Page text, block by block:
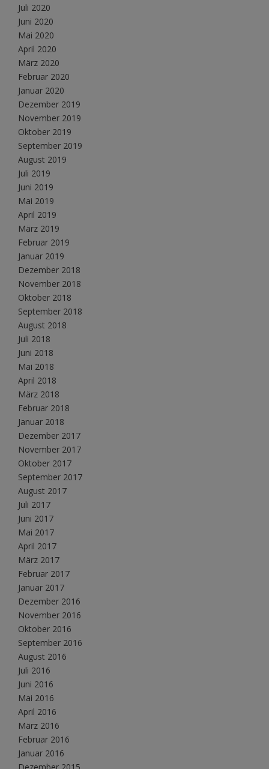
Juli 2020
Juni 2020
Mai 2020
April 2020
März 2020
Februar 2020
Januar 2020
Dezember 2019
November 2019
Oktober 2019
September 2019
August 2019
Juli 2019
Juni 2019
Mai 2019
April 2019
März 2019
Februar 2019
Januar 2019
Dezember 2018
November 2018
Oktober 2018
September 2018
August 2018
Juli 2018
Juni 2018
Mai 2018
April 2018
März 2018
Februar 2018
Januar 2018
Dezember 2017
November 2017
Oktober 2017
September 2017
August 2017
Juli 2017
Juni 2017
Mai 2017
April 2017
März 2017
Februar 2017
Januar 2017
Dezember 2016
November 2016
Oktober 2016
September 2016
August 2016
Juli 2016
Juni 2016
Mai 2016
April 2016
März 2016
Februar 2016
Januar 2016